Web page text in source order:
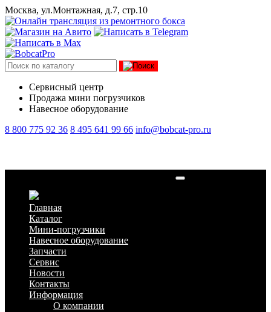
Москва, ул.Монтажная, д.7, стр.10
Сервисный центр
Продажа мини погрузчиков
Навесное оборудование
8 800 775 92 36 8 495 641 99 66 info@bobcat-pro.ru
Главная
Каталог
Мини-погрузчики
Навесное оборудование
Запчасти
Сервис
Новости
Контакты
Информация
О компании